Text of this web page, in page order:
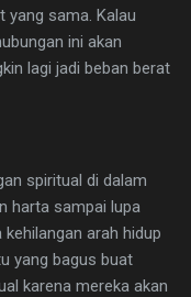
yang sama. Kalau
ini akan
lagi jadi beban berat
spiritual di dalam
harta sampai lupa
arah hidup
yang bagus buat
karena mereka akan